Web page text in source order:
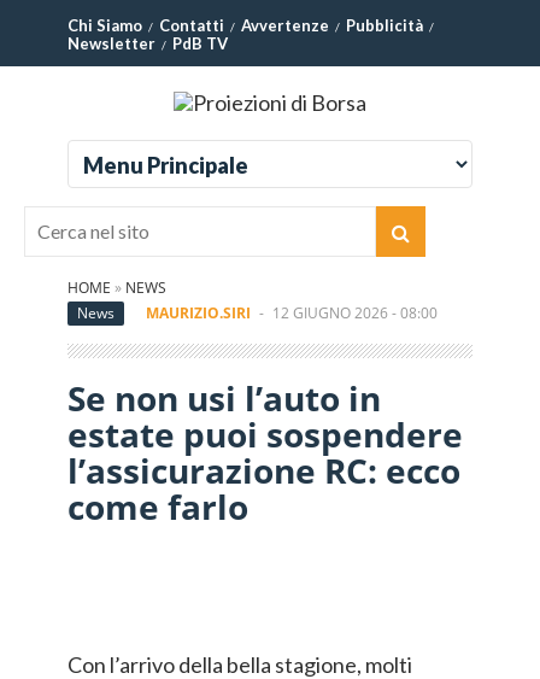
Chi Siamo Contatti Avvertenze
Pubblicità
Newsletter
PdB TV
HOME » NEWS
News
MAURIZIO.SIRI - 12 GIUGNO 2026 - 08:00
Se non usi l’auto in
estate puoi sospendere
l’assicurazione RC: ecco
come farlo
Con l’arrivo della bella stagione, molti